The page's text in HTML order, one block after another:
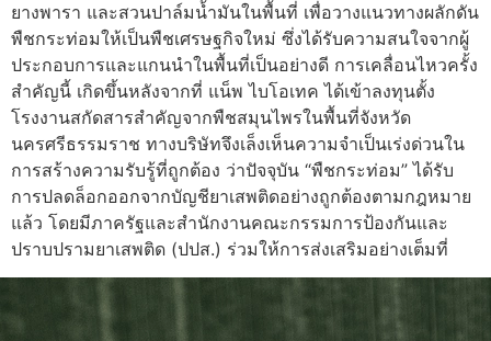
ยางพารา และสวนปาล์มน้ำมันในพื้นที่ เพื่อวางแนวทางผลักดัน
พืชกระท่อมให้เป็นพืชเศรษฐกิจใหม่ ซึ่งได้รับความสนใจจากผู้
ประกอบการและแกนนำในพื้นที่เป็นอย่างดี การเคลื่อนไหวครั้ง
สำคัญนี้ เกิดขึ้นหลังจากที่ แน็พ ไบโอเทค ได้เข้าลงทุนตั้ง
โรงงานสกัดสารสำคัญจากพืชสมุนไพรในพื้นที่จังหวัด
นครศรีธรรมราช ทางบริษัทจึงเล็งเห็นความจำเป็นเร่งด่วนใน
การสร้างความรับรู้ที่ถูกต้อง ว่าปัจจุบัน “พืชกระท่อม” ได้รับ
การปลดล็อกออกจากบัญชียาเสพติดอย่างถูกต้องตามกฎหมาย
แล้ว โดยมีภาครัฐและสำนักงานคณะกรรมการป้องกันและ
ปราบปรามยาเสพติด (ปปส.) ร่วมให้การส่งเสริมอย่างเต็มที่